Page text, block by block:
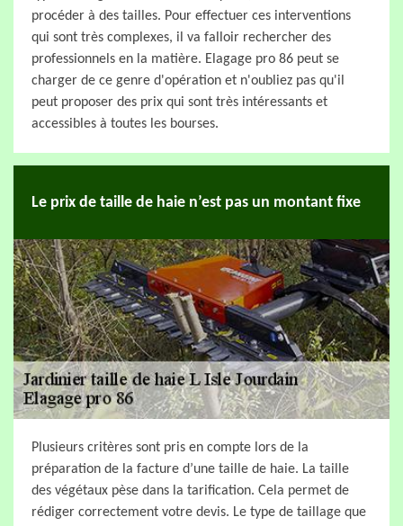
procéder à des tailles. Pour effectuer ces interventions
qui sont très complexes, il va falloir rechercher des
professionnels en la matière. Elagage pro 86 peut se
charger de ce genre d'opération et n'oubliez pas qu'il
peut proposer des prix qui sont très intéressants et
accessibles à toutes les bourses.
Le prix de taille de haie n’est pas un montant fixe
Plusieurs critères sont pris en compte lors de la
préparation de la facture d’une taille de haie. La taille
des végétaux pèse dans la tarification. Cela permet de
rédiger correctement votre devis. Le type de taillage que